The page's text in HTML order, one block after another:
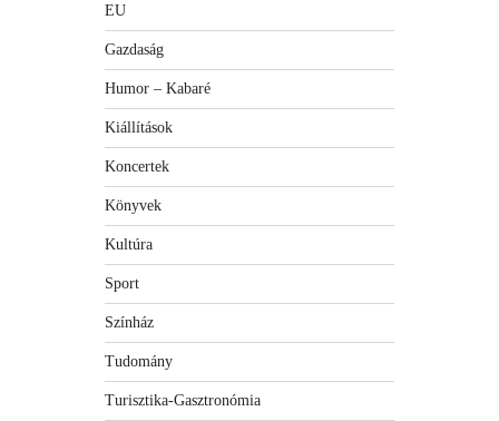
EU
Gazdaság
Humor – Kabaré
Kiállítások
Koncertek
Könyvek
Kultúra
Sport
Színház
Tudomány
Turisztika-Gasztronómia